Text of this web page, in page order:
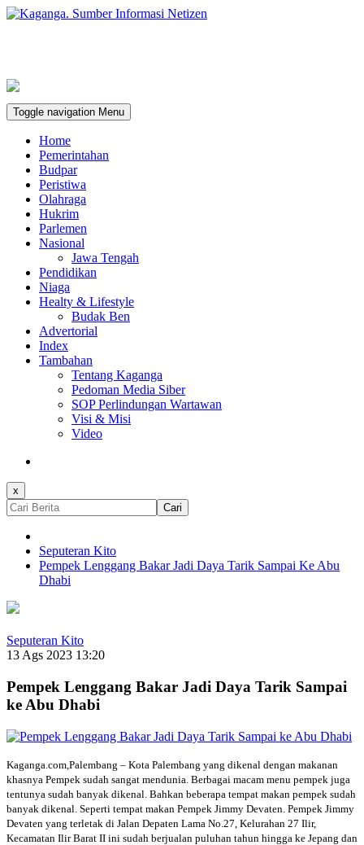
Toggle navigation Menu
Home
Pemerintahan
Budpar
Peristiwa
Olahraga
Hukrim
Parlemen
Nasional
Jawa Tengah
Pendidikan
Niaga
Healty & Lifestyle
Budak Ben
Advertorial
Index
Tambahan
Tentang Kaganga
Pedoman Media Siber
SOP Perlindungan Wartawan
Visi & Misi
Video
x
Cari
Seputeran Kito
Pempek Lenggang Bakar Jadi Daya Tarik Sampai Ke Abu
Dhabi
Seputeran Kito
13 Ags 2023 13:20
Pempek Lenggang Bakar Jadi Daya Tarik Sampai
ke Abu Dhabi
Kaganga.com,Palembang – Kota Palembang yang dikenal dengan makanan
khasnya Pempek sudah sangat mendunia. Berbagai macam menu pempek juga
tentunya sudah banyak dikenal. Bahkan beberapa tempat makan pempek sudah
banyak dikenal. Seperti tempat makan Pempek Jimmy Devaten. Pempek Jimmy
Devaten yang terletak di Jalan Depaten Lama No.27, Kelurahan 27 Ilir,
Kecamatan Ilir Barat II ini sudah berjualan puluhan tahun hingga ke Jepang dan